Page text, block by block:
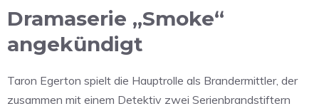
Dramaserie „Smoke“
angekündigt
Taron Egerton spielt die Hauptrolle als Brandermittler, der
zusammen mit einem Detektiv zwei Serienbrandstiftern